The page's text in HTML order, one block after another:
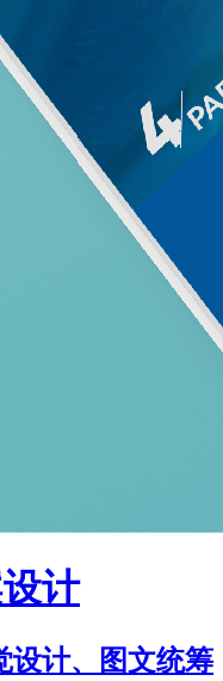
计
设计、图文统筹